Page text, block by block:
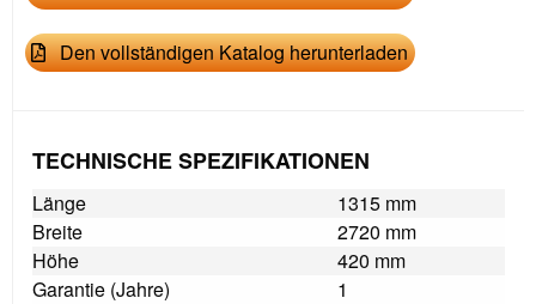
Den vollständigen Katalog herunterladen
TECHNISCHE SPEZIFIKATIONEN
Länge
1315 mm
Breite
2720 mm
Höhe
420 mm
Garantie (Jahre)
1